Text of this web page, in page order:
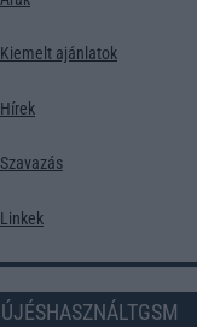
Kiemelt ajánlatok
Hírek
Szavazás
Linkek
ÚJÉSHASZNÁLTGSM